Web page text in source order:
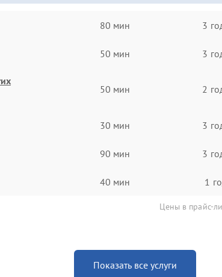
80 мин 3
50 мин 3
50 мин 2
30 мин 3
90 мин 3
40 мин 1
Цены в прайс-
Показать все услуги